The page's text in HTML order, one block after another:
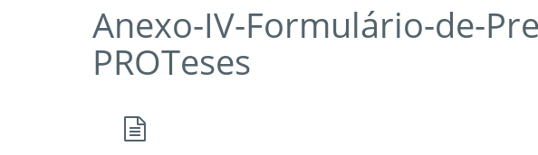
Anexo-IV-Formulário-de-
PROTeses